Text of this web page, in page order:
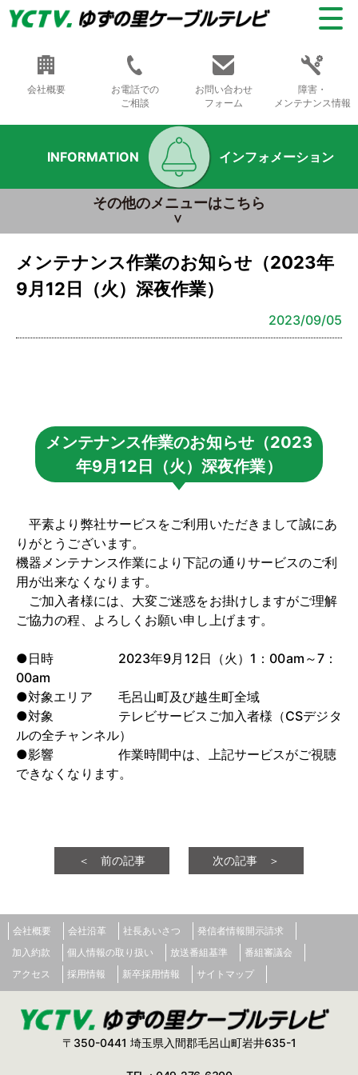
会社概要
お電話での
ご相談
お問い合わせ
フォーム
障害・
メンテナンス情報
INFORMATION インフォメーション
その他のメニューはこちら
メンテナンス作業のお知らせ（2023年
9月12日（火）深夜作業）
2023/09/05
メンテナンス作業のお知らせ（2023
年9月12日（火）深夜作業）
平素より弊社サービスをご利用いただきまして誠にあ
りがとうございます。
機器メンテナンス作業により下記の通りサービスのご利
用が出来なくなります。
ご加入者様には、大変ご迷惑をお掛けしますがご理解
ご協力の程、よろしくお願い申し上げます。
●日時 2023年9月12日（火）1：00am～7：
00am
●対象エリア 毛呂山町及び越生町全域
●対象 テレビサービスご加入者様（CSデジタ
ルの全チャンネル）
●影響 作業時間中は、上記サービスがご視聴
できなくなります。
＜ 前の記事 次の記事 ＞
会社概要 会社沿革 社長あいさつ
発信者情報開示請求
加入約款
個人情報の取り扱い 放送番組基準
番組審議会
アクセス
採用情報 新卒採用情報 サイトマップ
〒350-0441 埼玉県入間郡毛呂山町岩井635-1